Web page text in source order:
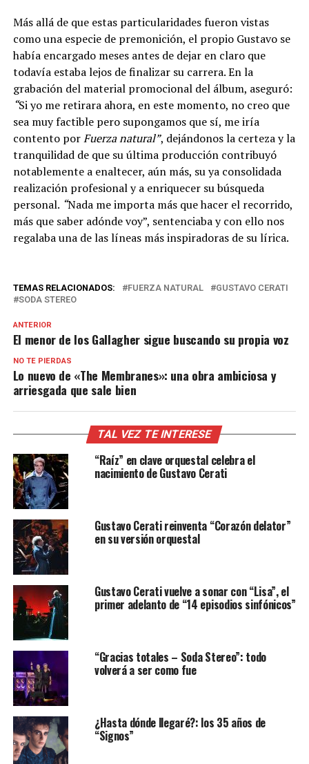
Más allá de que estas particularidades fueron vistas
como una especie de premonición, el propio Gustavo se
había encargado meses antes de dejar en claro que
todavía estaba lejos de finalizar su carrera. En la
grabación del material promocional del álbum, aseguró:
“Si yo me retirara ahora, en este momento, no creo que
sea muy factible pero supongamos que sí, me iría
contento porFuerza natural”, dejándonos la certeza y la
tranquilidad de que su última producción contribuyó
notablemente a enaltecer, aún más, su ya consolidada
realización profesional y a enriquecer su búsqueda
personal. “Nada me importa más que hacer el recorrido,
más que saber adónde voy”, sentenciaba y con ello nos
regalaba una de las líneas más inspiradoras de su lírica.
TEMAS RELACIONADOS: FUERZA NATURAL
GUSTAVO CERATI
SODA STEREO
ANTERIOR
El menor de los Gallagher sigue buscando su propia voz
NO TE PIERDAS
Lo nuevo de «The Membranes»: una obra ambiciosa y
arriesgada que sale bien
TAL VEZ TE INTERESE
“Raíz” en clave orquestal celebra el
nacimiento de Gustavo Cerati
Gustavo Cerati reinventa “Corazón delator”
en su versión orquestal
Gustavo Cerati vuelve a sonar con “Lisa”, el
primer adelanto de “14 episodios sinfónicos”
“Gracias totales – Soda Stereo”: todo
volverá a ser como fue
¿Hasta dónde llegaré?: los 35 años de
“Signos”